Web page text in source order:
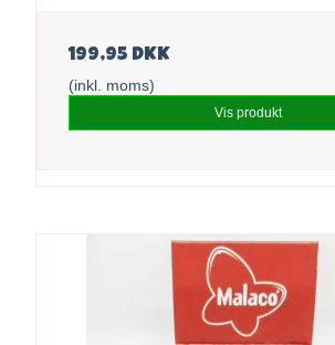
199,95 DKK
(inkl. moms)
Vis produkt